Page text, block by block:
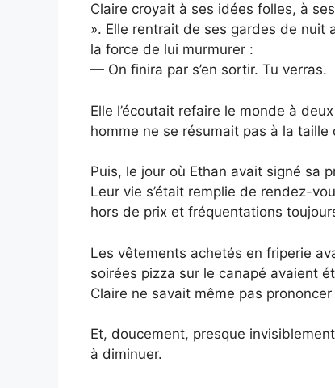
Claire croyait à ses idées folles, à
». Elle rentrait de ses gardes de nuit
la force de lui murmurer :
— On finira par s’en sortir. Tu verras.
Elle l’écoutait refaire le monde à
homme ne se résumait pas à la
Puis, le jour où Ethan avait signé sa
Leur vie s’était remplie de rendez-
hors de prix et fréquentations
Les vêtements achetés en friperie
soirées pizza sur le canapé avaient
Claire ne savait même pas
Et, doucement, presque
à diminuer.